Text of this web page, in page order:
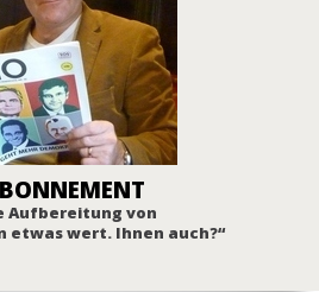
Aufbereitung von
wert. Ihnen auch?“